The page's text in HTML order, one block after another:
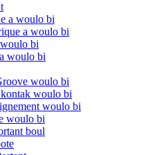
a woulo bi
a woulo bi
bi
woulo bi
woulo bi
woulo bi
woulo bi
woulo bi
boul